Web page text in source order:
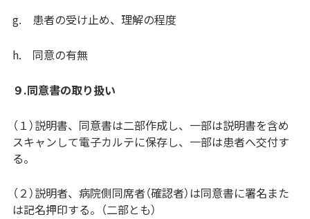
g. 患者の受け止め、理解の程度
h. 同意の有無
９.同意書の取り扱い
（１）説明書、同意書は二部作成し、一部は説明書を含め
スキャンして電子カルテに保存し、一部は患者へ交付す
る。
（２）説明者、病院側同席者（確認者）は同意書に署名また
は記名押印する。（二部とも）